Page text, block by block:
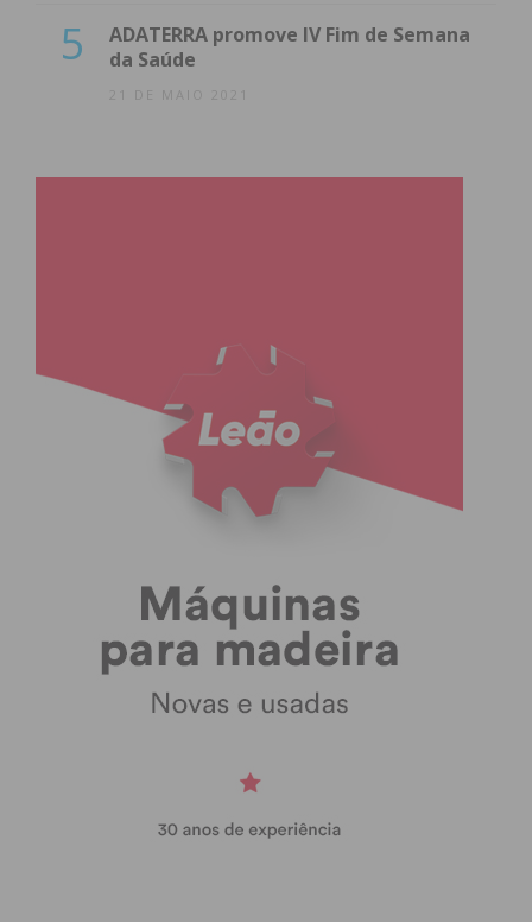
5
ADATERRA promove IV Fim de Semana
da Saúde
21 DE MAIO 2021